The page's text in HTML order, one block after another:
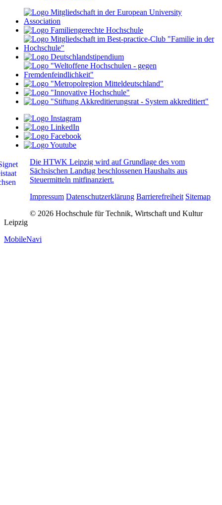
Die HTWK Leipzig wird auf Grundlage des vom
Sächsischen Landtag beschlossenen Haushalts aus
Steuermitteln mitfinanziert.
Impressum Datenschutzerklärung Barrierefreiheit Sitemap
© 2026 Hochschule für Technik, Wirtschaft und Kultur
Leipzig
MobileNavi